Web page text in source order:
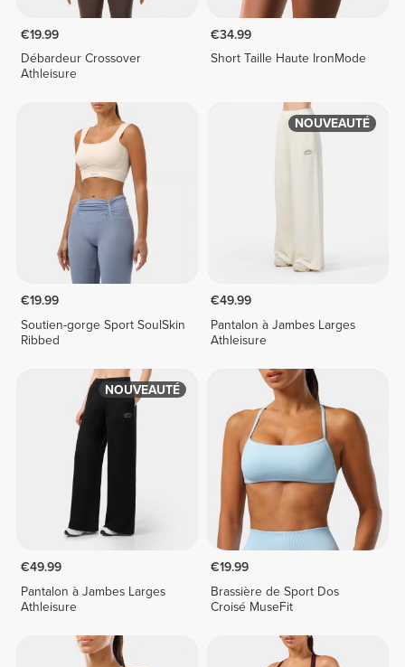
€19.99
Débardeur Crossover
Athleisure
€34.99
Short Taille Haute IronMode
€19.99
Soutien-gorge Sport SoulSkin
Ribbed
NOUVEAUTÉ
€49.99
Pantalon à Jambes Larges
Athleisure
NOUVEAUTÉ
€49.99
Pantalon à Jambes Larges
Athleisure
€19.99
Brassière de Sport Dos
Croisé MuseFit